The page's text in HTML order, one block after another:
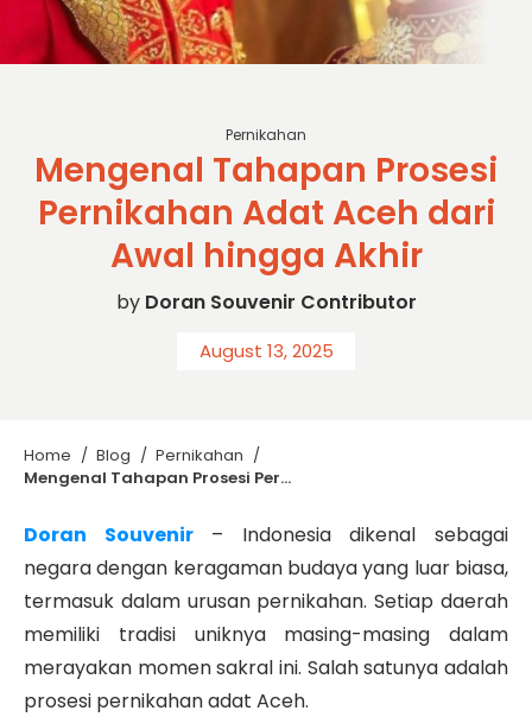
Pernikahan
Mengenal Tahapan Prosesi
Pernikahan Adat Aceh dari
Awal hingga Akhir
by Doran Souvenir Contributor
August 13, 2025
Home / Blog / Pernikahan /
Mengenal Tahapan Prosesi Pernikahan Adat Aceh dari Awal hingga Akhir
Doran Souvenir– Indonesia dikenal sebagai
negara dengan keragaman budaya yang luar biasa,
termasuk dalam urusan pernikahan. Setiap daerah
memiliki tradisi uniknya masing-masing dalam
merayakan momen sakral ini. Salah satunya adalah
prosesi pernikahan adat Aceh.